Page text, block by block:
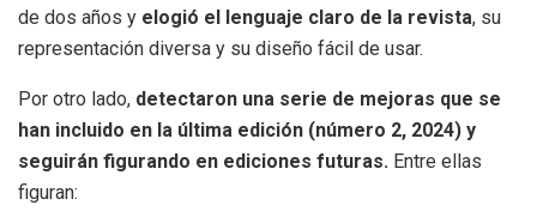
de dos años y elogió el lenguaje claro de la revista, su
representación diversa y su diseño fácil de usar.
Por otro lado, detectaron una serie de mejoras que se
han incluido en la última edición (número 2, 2024) y
seguirán figurando en ediciones futuras. Entre ellas
figuran: